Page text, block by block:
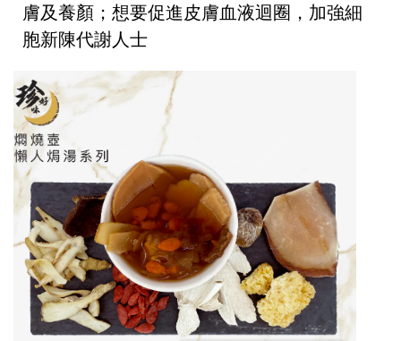
膚及養顏；想要促進皮膚血液迴圈，加強細
胞新陳代謝人士